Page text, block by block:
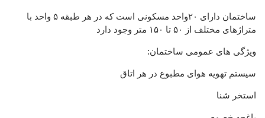
ساختمان دارای ۲۰واحد مسکونی است که در هر طبقه ۵ واحد با
متراژهای مختلف از ۵۰ تا ۱۵۰ متر وجود دارد
:ویژگی های عمومی ساختمان
سیستم تهویه هوای مطبوع در هر اتاق
استخر شنا